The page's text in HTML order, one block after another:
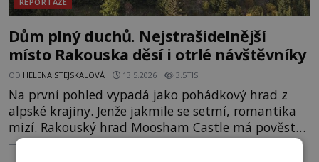
Dům plný duchů. Nejstrašidelnější
místo Rakouska děsí i otrlé návštěvníky
OD HELENA STEJSKALOVÁ 13.5.2026 3.5TIS
Na první pohled vypadá jako pohádkový hrad z
alpské krajiny. Jenže jakmile se setmí, romantika
mizí. Rakouský hrad Moosham Castle má pověst
nejděsivějšího domu v celé zemi. Lidé tu údajně